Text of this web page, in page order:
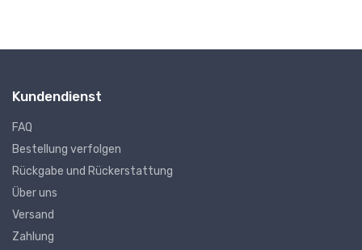
Kundendienst
FAQ
Bestellung verfolgen
Rückgabe und Rückerstattung
Über uns
Versand
Zahlung